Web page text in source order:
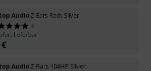
AudioZ-Ears Rack Silver
4
lieferbar
€
AudioZ-Rails 104HP Silver